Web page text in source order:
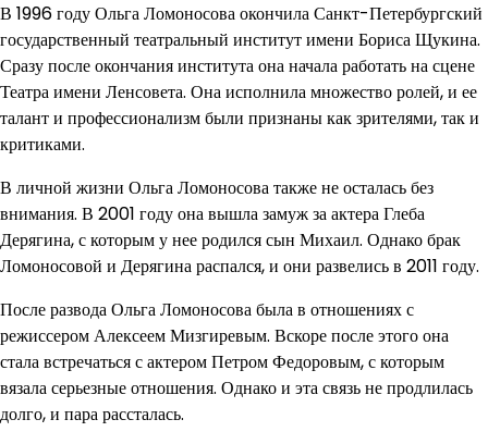
В 1996 году Ольга Ломоносова окончила Санкт-Петербургский
государственный театральный институт имени Бориса Щукина.
Сразу после окончания института она начала работать на сцене
Театра имени Ленсовета. Она исполнила множество ролей, и ее
талант и профессионализм были признаны как зрителями, так и
критиками.
В личной жизни Ольга Ломоносова также не осталась без
внимания. В 2001 году она вышла замуж за актера Глеба
Дерягина, с которым у нее родился сын Михаил. Однако брак
Ломоносовой и Дерягина распался, и они развелись в 2011 году.
После развода Ольга Ломоносова была в отношениях с
режиссером Алексеем Мизгиревым. Вскоре после этого она
стала встречаться с актером Петром Федоровым, с которым
вязала серьезные отношения. Однако и эта связь не продлилась
долго, и пара рассталась.